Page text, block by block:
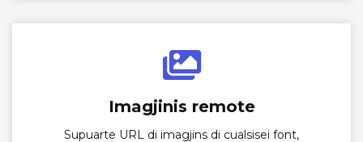
Imagjinis remote
Supuarte URL di imagjins di cualsisei font,